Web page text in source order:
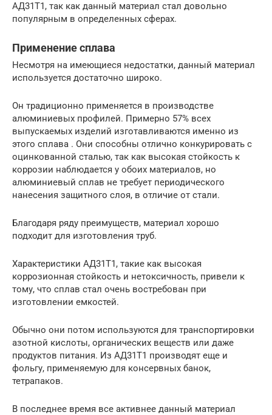
АД31Т1, так как данный материал стал довольно
популярным в определенных сферах.
Применение сплава
Несмотря на имеющиеся недостатки, данный материал
используется достаточно широко.
Он традиционно применяется в производстве
алюминиевых профилей. Примерно 57% всех
выпускаемых изделий изготавливаются именно из
этого сплава . Они способны отлично конкурировать с
оцинкованной сталью, так как высокая стойкость к
коррозии наблюдается у обоих материалов, но
алюминиевый сплав не требует периодического
нанесения защитного слоя, в отличие от стали.
Благодаря ряду преимуществ, материал хорошо
подходит для изготовления труб.
Характеристики АД31Т1, такие как высокая
коррозионная стойкость и нетоксичность, привели к
тому, что сплав стал очень востребован при
изготовлении емкостей.
Обычно они потом используются для транспортировки
азотной кислоты, органических веществ или даже
продуктов питания. Из АД31Т1 производят еще и
фольгу, применяемую для консервных банок,
тетрапаков.
В последнее время все активнее данный материал